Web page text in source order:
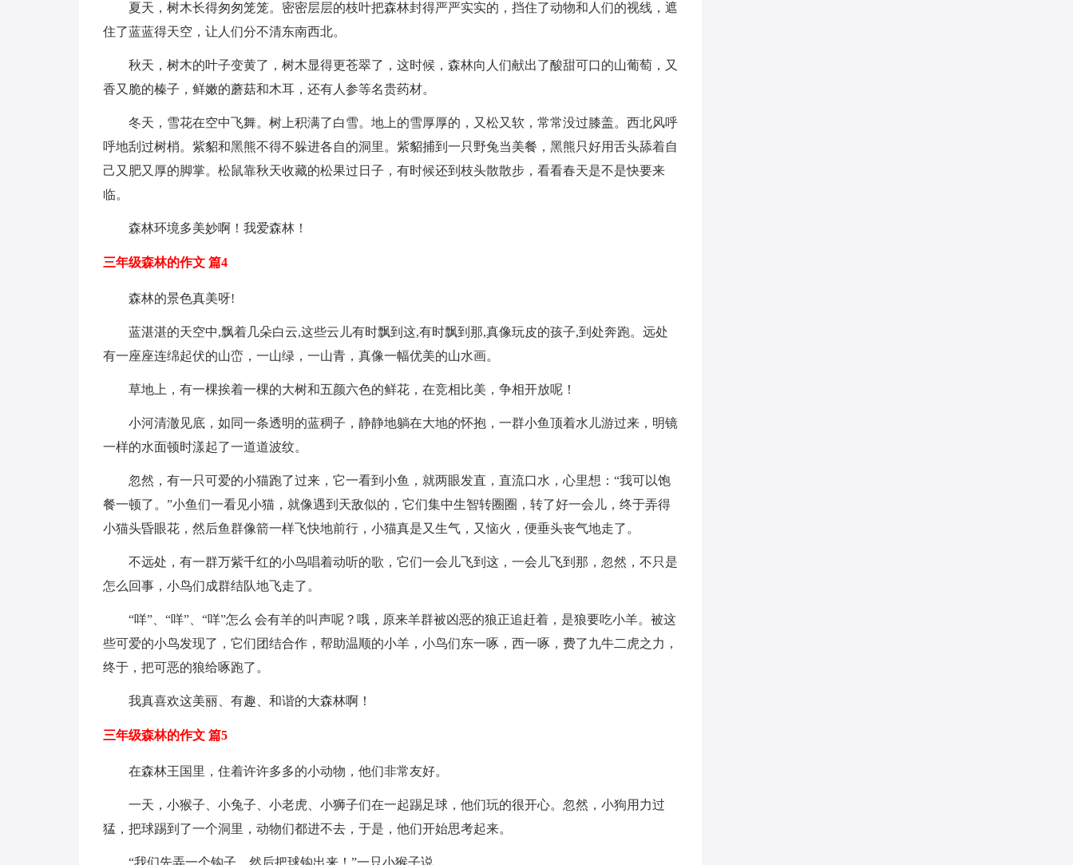
夏天，树木长得匆匆笼笼。密密层层的枝叶把森林封得严严实实的，挡住了动物和人们的视线，遮
住了蓝蓝得天空，让人们分不清东南西北。
秋天，树木的叶子变黄了，树木显得更苍翠了，这时候，森林向人们献出了酸甜可口的山葡萄，又
香又脆的榛子，鲜嫩的蘑菇和木耳，还有人参等名贵药材。
冬天，雪花在空中飞舞。树上积满了白雪。地上的雪厚厚的，又松又软，常常没过膝盖。西北风呼
呼地刮过树梢。紫貂和黑熊不得不躲进各自的洞里。紫貂捕到一只野兔当美餐，黑熊只好用舌头舔着自
己又肥又厚的脚掌。松鼠靠秋天收藏的松果过日子，有时候还到枝头散散步，看看春天是不是快要来
临。
森林环境多美妙啊！我爱森林！
三年级森林的作文 篇4
森林的景色真美呀!
蓝湛湛的天空中,飘着几朵白云,这些云儿有时飘到这,有时飘到那,真像玩皮的孩子,到处奔跑。远处
有一座座连绵起伏的山峦，一山绿，一山青，真像一幅优美的山水画。
草地上，有一棵挨着一棵的大树和五颜六色的鲜花，在竞相比美，争相开放呢！
小河清澈见底，如同一条透明的蓝稠子，静静地躺在大地的怀抱，一群小鱼顶着水儿游过来，明镜
一样的水面顿时漾起了一道道波纹。
忽然，有一只可爱的小猫跑了过来，它一看到小鱼，就两眼发直，直流口水，心里想：“我可以饱
餐一顿了。”小鱼们一看见小猫，就像遇到天敌似的，它们集中生智转圈圈，转了好一会儿，终于弄得
小猫头昏眼花，然后鱼群像箭一样飞快地前行，小猫真是又生气，又恼火，便垂头丧气地走了。
不远处，有一群万紫千红的小鸟唱着动听的歌，它们一会儿飞到这，一会儿飞到那，忽然，不只是
怎么回事，小鸟们成群结队地飞走了。
“咩”、“咩”、“咩”怎么 会有羊的叫声呢？哦，原来羊群被凶恶的狼正追赶着，是狼要吃小羊。被这
些可爱的小鸟发现了，它们团结合作，帮助温顺的小羊，小鸟们东一啄，西一啄，费了九牛二虎之力，
终于，把可恶的狼给啄跑了。
我真喜欢这美丽、有趣、和谐的大森林啊！
三年级森林的作文 篇5
在森林王国里，住着许许多多的小动物，他们非常友好。
一天，小猴子、小兔子、小老虎、小狮子们在一起踢足球，他们玩的很开心。忽然，小狗用力过
猛，把球踢到了一个洞里，动物们都进不去，于是，他们开始思考起来。
“我们先弄一个钩子，然后把球钩出来！”一只小猴子说。